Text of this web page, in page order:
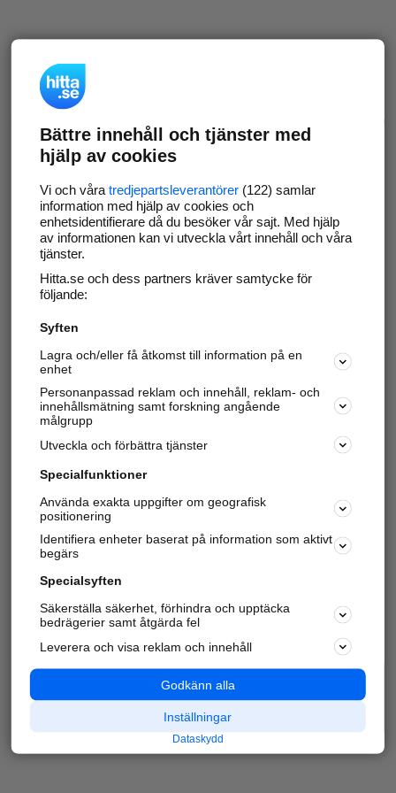
Bättre innehåll och tjänster med
hjälp av cookies
Vi och våra tredjepartsleverantörer(122) samlar
information med hjälp av cookies och
enhetsidentifierare då du besöker vår sajt. Med hjälp
av informationen kan vi utveckla vårt innehåll och våra
tjänster.
Hitta.se och dess partners kräver samtycke för
följande:
Syften
Lagra och/eller få åtkomst till information på en
enhet
Personanpassad reklam och innehåll, reklam- och
innehållsmätning samt forskning angående
målgrupp
Utveckla och förbättra tjänster
Specialfunktioner
Använda exakta uppgifter om geografisk
positionering
Identifiera enheter baserat på information som aktivt
begärs
Specialsyften
Säkerställa säkerhet, förhindra och upptäcka
bedrägerier samt åtgärda fel
Leverera och visa reklam och innehåll
Godkänn alla
Inställningar
Dataskydd